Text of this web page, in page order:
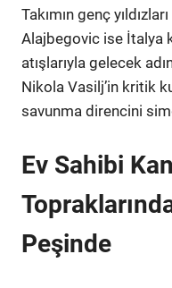
Takımın genç
Alajbegovic ise İtalya
atışlarıyla gelecek
Nikola Vasilj’in kritik
savunma direncini
Ev Sahibi
Peşinde